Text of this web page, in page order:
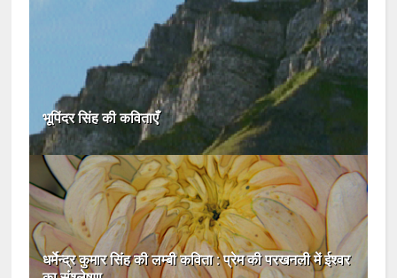
भूपिंदर सिंह की कविताएँ
धर्मेन्द्र कुमार सिंह की लम्बी कविता : प्रेम की परखनली में ईश्वर